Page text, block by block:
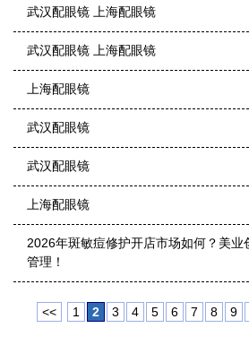
武汉配眼镜 上海配眼镜
武汉配眼镜 上海配眼镜
上海配眼镜
武汉配眼镜
武汉配眼镜
上海配眼镜
2026年斑敏痘修护开店市场如何？美业
管理！
<< 1 2 3 4 5 6 7 8 9